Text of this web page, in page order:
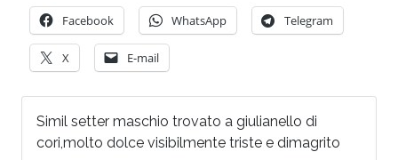
Facebook WhatsApp Telegram
X E-mail
Simil setter maschio trovato a giulianello di
cori,molto dolce visibilmente triste e dimagrito